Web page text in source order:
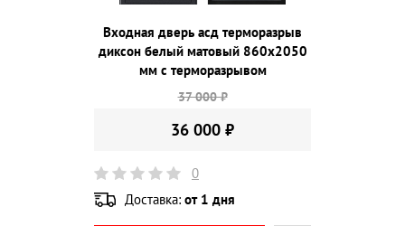
Входная дверь асд терморазрыв
диксон белый матовый 860х2050
мм с терморазрывом
37 000 ₽
36 000 ₽
0
Доставка: от 1 дня